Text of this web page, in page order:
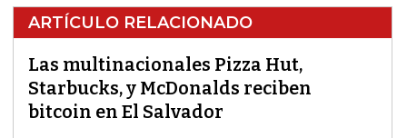
ARTÍCULO RELACIONADO
Las multinacionales Pizza Hut,
Starbucks, y McDonalds reciben
bitcoin en El Salvador